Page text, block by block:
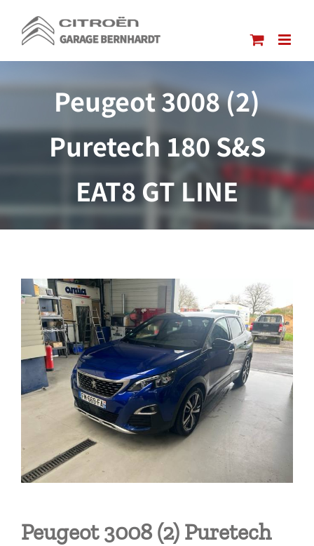
contenu
Peugeot 3008 (2)
Puretech 180 S&S
EAT8 GT LINE
Peugeot 3008 (2) Puretech